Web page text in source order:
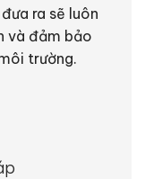
ra sẽ luôn
và đảm bảo
trường.